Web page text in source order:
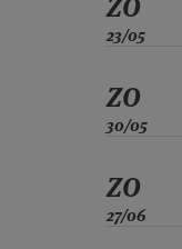
ZO
23/05
ZO
30/05
ZO
27/06